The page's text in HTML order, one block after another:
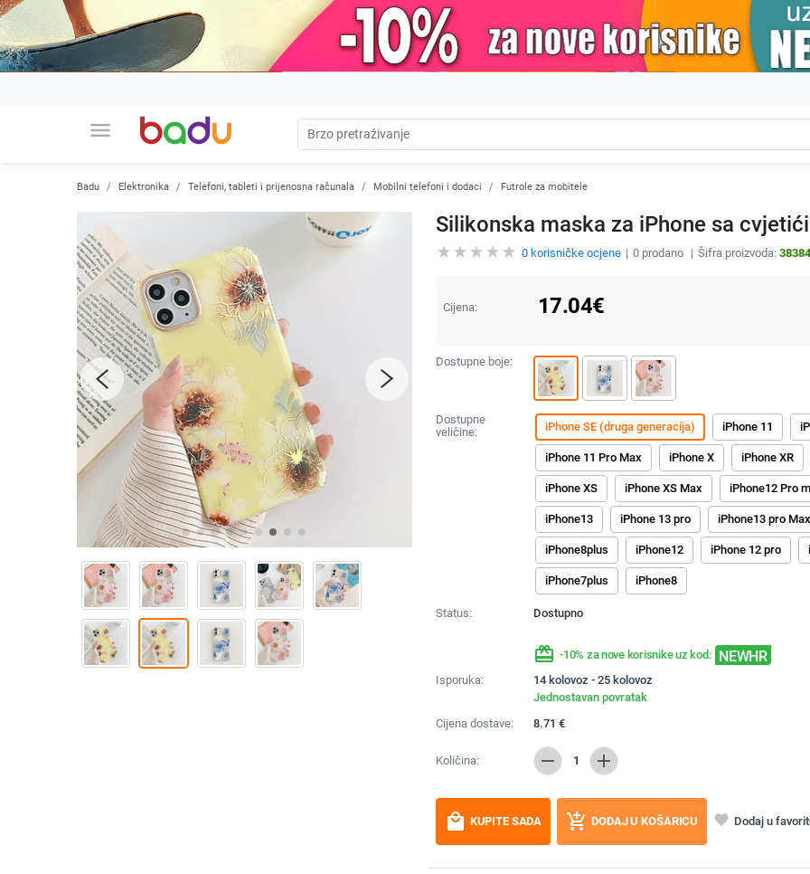
menu
Badu Elektronika Telefoni, tableti i prijenosna računala Mobilni telefoni i dodaci Futrole za mobitele
Silikonska maska za iPhone sa
0korisničke ocjene 0prodano Šifra proizvoda:
Cijena: 17.04€
Dostupne boje:
Dostupne
veličine:
iPhone SE (druga generacija) iPhone 11
iPhone 11 Pro Max iPhone X iPhone XR
iPhone XS iPhone XS Max iPhone12 Pro
iPhone13 iPhone 13 pro iPhone13 pro Max
iPhone8plus iPhone12 iPhone 12 pro
iPhone7plus iPhone8
Status: Dostupno
redeem -10% za nove korisnike uz kod: NEWHR
Isporuka:
14 kolovoz - 25 kolovoz
Jednostavan povratak
Cijena dostave:
8.71 €
Količina: remove 1 add
local_mall KUPITE SADA add_shopping_cart DODAJ U KOŠARICU favorite Dodaj u